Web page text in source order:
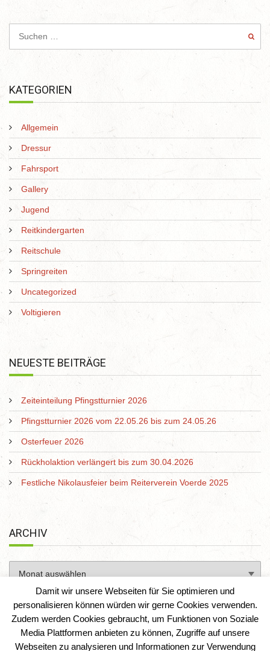
KATEGORIEN
Allgemein
Dressur
Fahrsport
Gallery
Jugend
Reitkindergarten
Reitschule
Springreiten
Uncategorized
Voltigieren
NEUESTE BEITRÄGE
Zeiteinteilung Pfingstturnier 2026
Pfingstturnier 2026 vom 22.05.26 bis zum 24.05.26
Osterfeuer 2026
Rückholaktion verlängert bis zum 30.04.2026
Festliche Nikolausfeier beim Reiterverein Voerde 2025
ARCHIV
Damit wir unsere Webseiten für Sie optimieren und
personalisieren können würden wir gerne Cookies verwenden.
Zudem werden Cookies gebraucht, um Funktionen von Soziale
Media Plattformen anbieten zu können, Zugriffe auf unsere
Webseiten zu analysieren und Informationen zur Verwendung